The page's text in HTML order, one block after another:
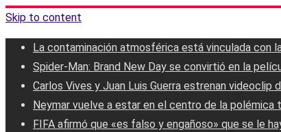
Skip to content
La contaminación atmosférica está vinculada con
Spider-Man: Brand New Day se convirtió en la
Carlos Vives y Juan Luis Guerra estrenan videoclip
Neymar vuelve a estar en el centro de la polémica
FIFA afirmó que «es falso y engañoso» que se le